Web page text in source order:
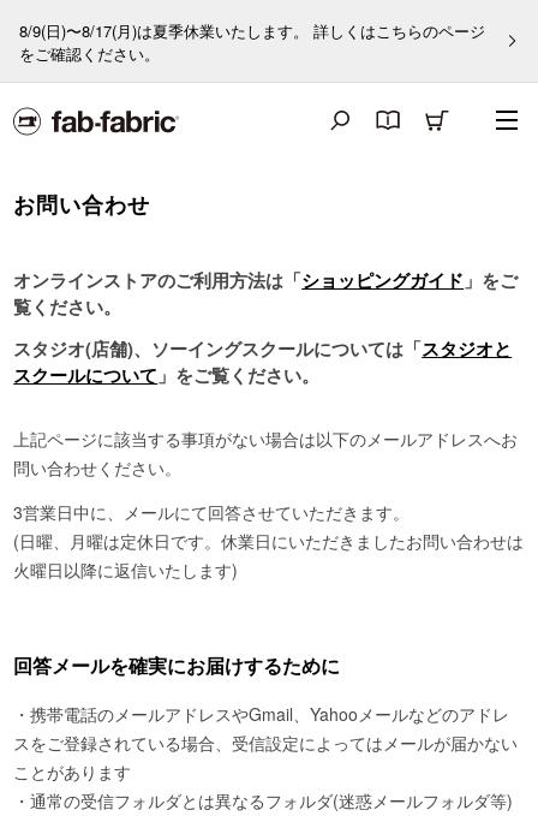
8/9(日)〜8/17(月)は夏季休業いたします。 詳しくはこちらのページ
をご確認ください。
お問い合わせ
オンラインストアのご利用方法は「ショッピングガイド 」をご
覧ください。
スタジオ(店舗)、ソーイングスクールについては「スタジオと
スクールについて 」をご覧ください。
上記ページに該当する事項がない場合は以下のメールアドレスへお
問い合わせください。
3営業日中に、メールにて回答させていただきます。
(日曜、月曜は定休日です。休業日にいただきましたお問い合わせは
火曜日以降に返信いたします)
回答メールを確実にお届けするために
・携帯電話のメールアドレスやGmail、Yahooメールなどのアドレ
スをご登録されている場合、受信設定によってはメールが届かない
ことがあります
・通常の受信フォルダとは異なるフォルダ(迷惑メールフォルダ等)